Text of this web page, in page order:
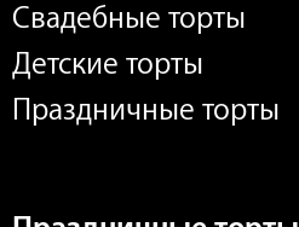
Свадебные торты
Детские торты
Праздничные торты